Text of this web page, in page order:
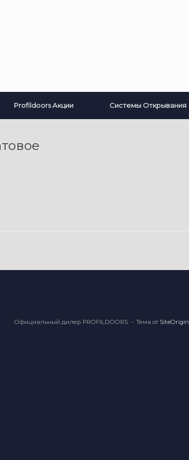
Profildoors Акции Системы Открывания
Официальный дилер PROFILDOORS. Тема от SiteOrigin